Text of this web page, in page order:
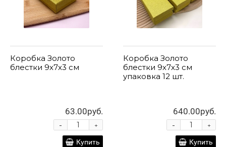
Коробка Золото
блестки 9х7х3 см
63.00руб.
+
-
Купить
Коробка Золото
блестки 9х7х3 см
упаковка 12 шт.
640.00руб.
+
-
Купить